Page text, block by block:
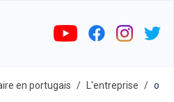
en portugais L'entreprise
o